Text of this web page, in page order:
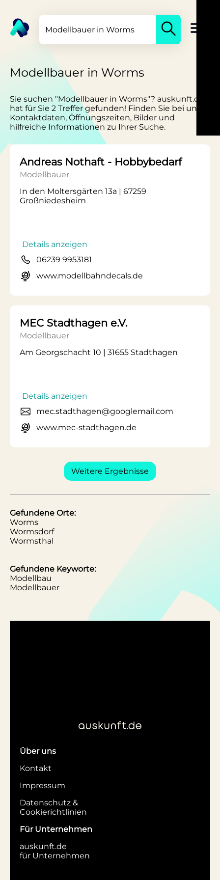
Modellbauer in Worms
Sie suchen "Modellbauer in Worms"? auskunft.de
hat für Sie 2 Treffer gefunden! Finden Sie bei uns
Kontaktdaten, Öffnungszeiten, Bilder und
hilfreiche Informationen zu Ihrer Suche.
Andreas Nothaft - Hobbybedarf
Modellbauer
In den Moltersgärten 13a | 67259
Großniedesheim
Details anzeigen
06239 9953181
www.modellbahndecals.de
MEC Stadthagen e.V.
Modellbauer
Am Georgschacht 10 | 31655 Stadthagen
Details anzeigen
mec.stadthagen@googlemail.com
www.mec-stadthagen.de
Weitere Ergebnisse
Gefundene Orte:
Worms
Wormsdorf
Wormsthal
Gefundene Keyworte:
Modellbau
Modellbauer
Über uns
Kontakt
Impressum
Datenschutz &
Cookierichtlinien
Für Unternehmen
auskunft.de
für Unternehmen